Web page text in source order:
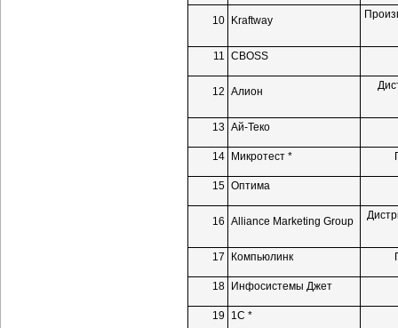
10 Kraftway
11 CBOSS
12 Алион
13 Ай-Теко
14 Микротест *
15 Оптима
16 Alliance Marketing Group
17 Компьюлинк
18 Инфосистемы Джет
19 1С *